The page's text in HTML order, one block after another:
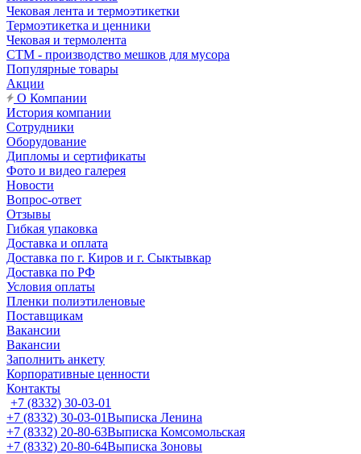
Чековая лента и термоэтикетки
Термоэтикетка и ценники
Чековая и термолента
СТМ - производство мешков для мусора
Популярные товары
Акции
О Компании
История компании
Сотрудники
Оборудование
Дипломы и сертификаты
Фото и видео галерея
Новости
Вопрос-ответ
Отзывы
Гибкая упаковка
Доставка и оплата
Доставка по г. Киров и г. Сыктывкар
Доставка по РФ
Условия оплаты
Пленки полиэтиленовые
Поставщикам
Вакансии
Вакансии
Заполнить анкету
Корпоративные ценности
Контакты
+7 (8332) 30-03-01
+7 (8332) 30-03-01Выписка Ленина
+7 (8332) 20-80-63Выписка Комсомольская
+7 (8332) 20-80-64Выписка Зоновы